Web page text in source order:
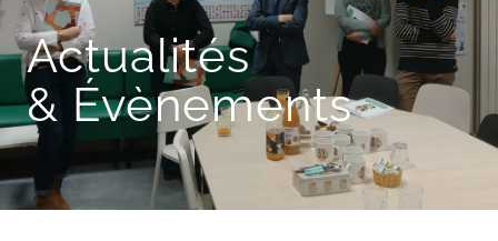
Actualités
& Évènements